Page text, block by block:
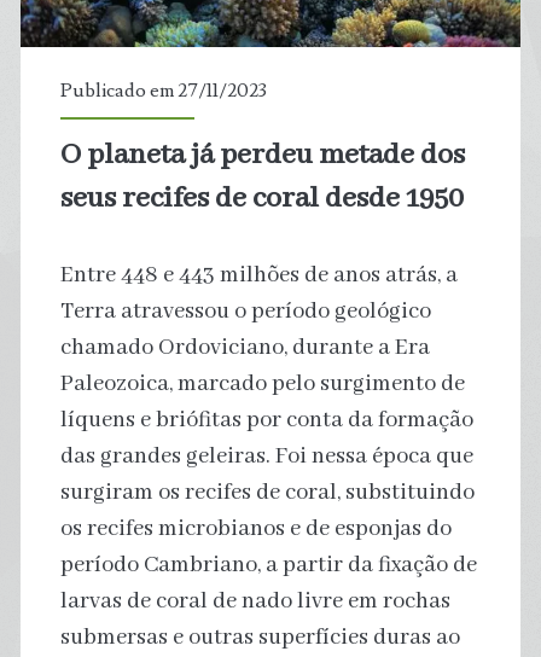
Publicado em 27/11/2023
O planeta já perdeu metade dos
seus recifes de coral desde 1950
Entre 448 e 443 milhões de anos atrás, a
Terra atravessou o período geológico
chamado Ordoviciano, durante a Era
Paleozoica, marcado pelo surgimento de
líquens e briófitas por conta da formação
das grandes geleiras. Foi nessa época que
surgiram os recifes de coral, substituindo
os recifes microbianos e de esponjas do
período Cambriano, a partir da fixação de
larvas de coral de nado livre em rochas
submersas e outras superfícies duras ao